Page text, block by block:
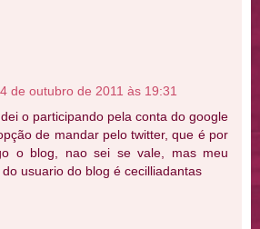
de outubro de 2011 às 19:31
o participando pela conta do google
de mandar pelo twitter, que é por
o blog, nao sei se vale, mas meu
usuario do blog é cecilliadantas